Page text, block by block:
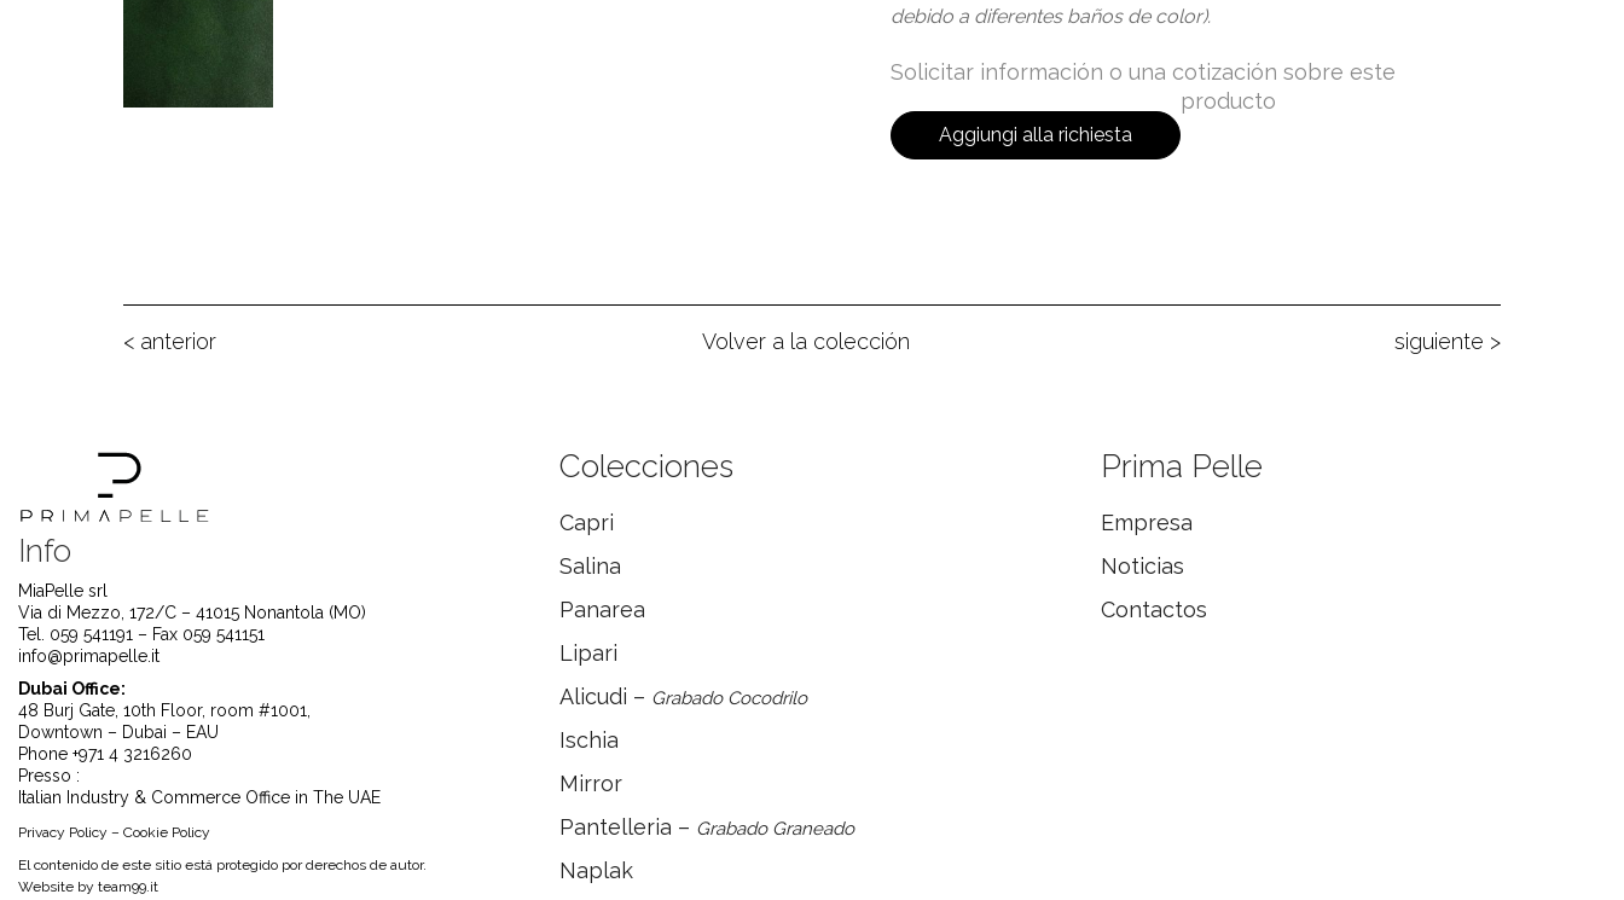
debido a diferentes baños de color).
Solicitar información o una cotización sobre este
producto
Aggiungi alla richiesta
< anterior Volver a la colección siguiente >
Info
MiaPelle srl
Via di Mezzo, 172/C – 41015 Nonantola (MO)
Tel. 059 541191 – Fax 059 541151
info@primapelle.it
Dubai Office:
48 Burj Gate, 10th Floor, room #1001,
Downtown – Dubai – EAU
Phone +971 4 3216260
Presso :
Italian Industry & Commerce Office in The UAE
Privacy Policy – Cookie Policy
El contenido de este sitio está protegido por derechos de autor.
Website by team99.it
Colecciones
Capri
Salina
Panarea
Lipari
Alicudi – Grabado Cocodrilo
Ischia
Mirror
Pantelleria – Grabado Graneado
Naplak
Prima Pelle
Empresa
Noticias
Contactos